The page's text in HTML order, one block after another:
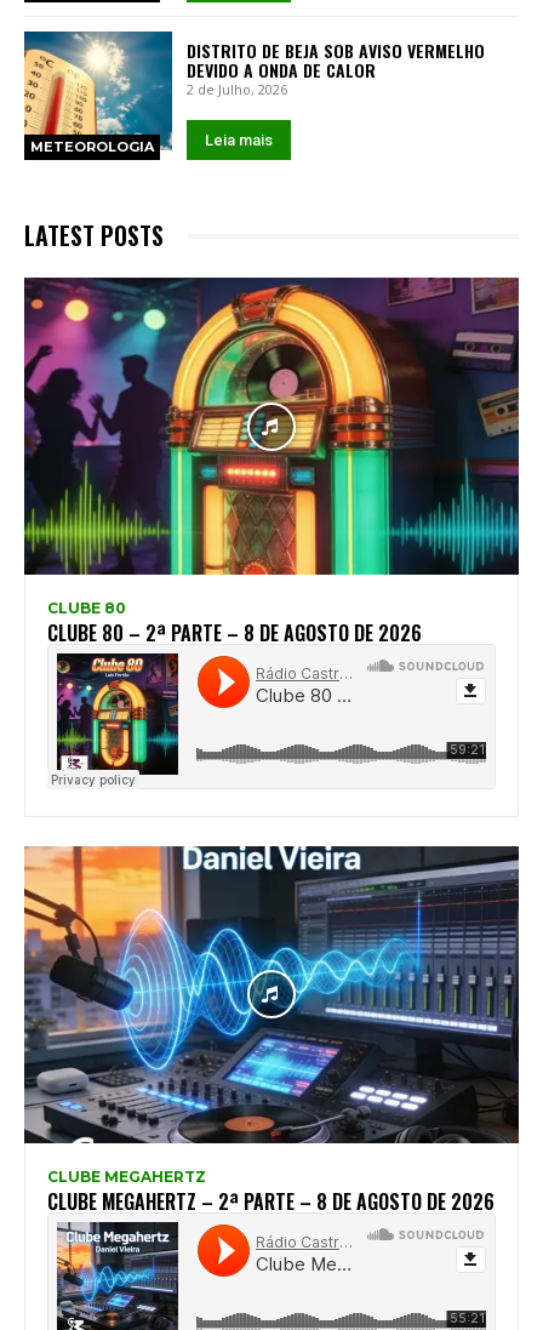
METEOROLOGIA
DISTRITO DE BEJA SOB AVISO VERMELHO
DEVIDO A ONDA DE CALOR
2 de Julho, 2026
Leia mais
LATEST POSTS
CLUBE 80
CLUBE 80 – 2ª PARTE – 8 DE AGOSTO DE 2026
CLUBE MEGAHERTZ
CLUBE MEGAHERTZ – 2ª PARTE – 8 DE AGOSTO DE 2026